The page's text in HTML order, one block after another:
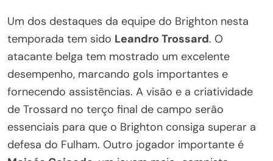
Um dos destaques da equipe do Brighton nesta
temporada tem sido Leandro Trossard. O
atacante belga tem mostrado um excelente
desempenho, marcando gols importantes e
fornecendo assistências. A visão e a criatividade
de Trossard no terço final de campo serão
essenciais para que o Brighton consiga superar a
defesa do Fulham. Outro jogador importante é